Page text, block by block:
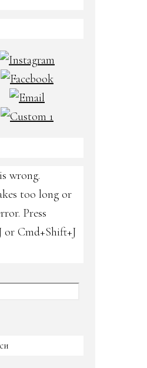
wrong.
too long or
Press
or Cmd+Shift+J